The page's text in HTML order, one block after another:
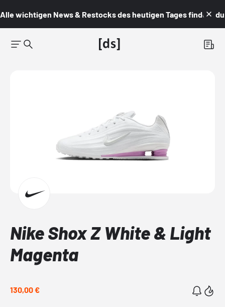
Alle wichtigen News & Restocks des heutigen Tages findest du
Nike Shox Z White & Light
Magenta
130,00 €